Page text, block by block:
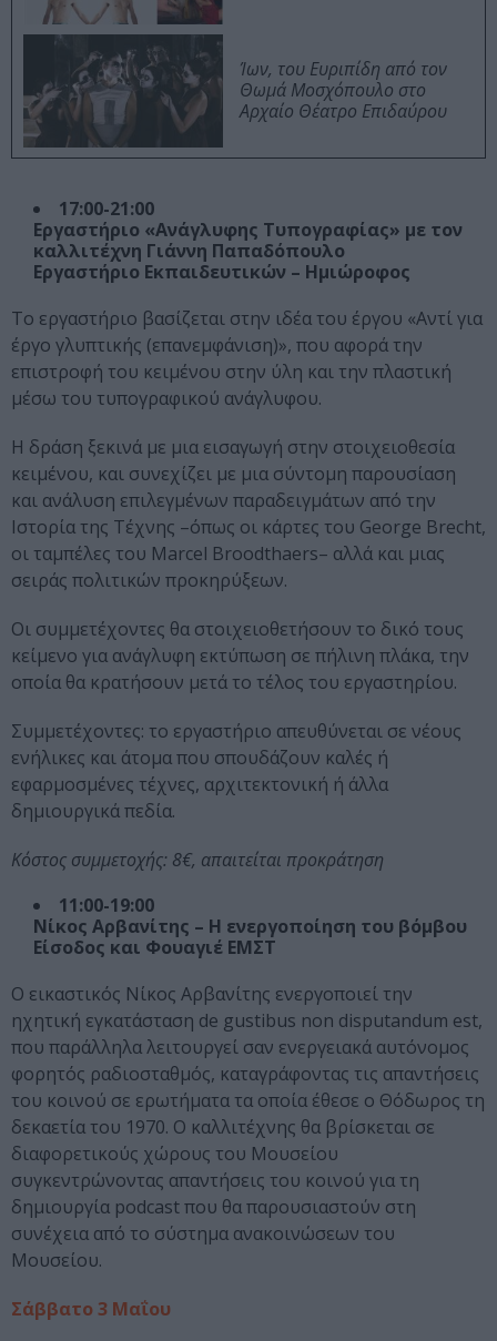
Ίων, του Ευριπίδη από τον
Θωμά Μοσχόπουλο στο
Αρχαίο Θέατρο Επιδαύρου
17:00-21:00
Εργαστήριο «Ανάγλυφης Τυπογραφίας» με τον
καλλιτέχνη Γιάννη Παπαδόπουλο
Εργαστήριο Εκπαιδευτικών – Ημιώροφος
Το εργαστήριο βασίζεται στην ιδέα του έργου «Αντί για
έργο γλυπτικής (επανεμφάνιση)», που αφορά την
επιστροφή του κειμένου στην ύλη και την πλαστική
μέσω του τυπογραφικού ανάγλυφου.
Η δράση ξεκινά με μια εισαγωγή στην στοιχειοθεσία
κειμένου, και συνεχίζει με μια σύντομη παρουσίαση
και ανάλυση επιλεγμένων παραδειγμάτων από την
Ιστορία της Τέχνης –όπως οι κάρτες του George Brecht,
οι ταμπέλες του Marcel Broodthaers– αλλά και μιας
σειράς πολιτικών προκηρύξεων.
Οι συμμετέχοντες θα στοιχειοθετήσουν το δικό τους
κείμενο για ανάγλυφη εκτύπωση σε πήλινη πλάκα, την
οποία θα κρατήσουν μετά το τέλος του εργαστηρίου.
Συμμετέχοντες: το εργαστήριο απευθύνεται σε νέους
ενήλικες και άτομα που σπουδάζουν καλές ή
εφαρμοσμένες τέχνες, αρχιτεκτονική ή άλλα
δημιουργικά πεδία.
Κόστος συμμετοχής: 8€, απαιτείται προκράτηση
11:00-19:00
Νίκος Αρβανίτης – Η ενεργοποίηση του βόμβου
Είσοδος και Φουαγιέ ΕΜΣΤ
Ο εικαστικός Νίκος Αρβανίτης ενεργοποιεί την
ηχητική εγκατάσταση de gustibus non disputandum est,
που παράλληλα λειτουργεί σαν ενεργειακά αυτόνομος
φορητός ραδιοσταθμός, καταγράφοντας τις απαντήσεις
του κοινού σε ερωτήματα τα οποία έθεσε ο Θόδωρος τη
δεκαετία του 1970. Ο καλλιτέχνης θα βρίσκεται σε
διαφορετικούς χώρους του Μουσείου
συγκεντρώνοντας απαντήσεις του κοινού για τη
δημιουργία podcast που θα παρουσιαστούν στη
συνέχεια από το σύστημα ανακοινώσεων του
Μουσείου.
Σάββατο 3 Μαΐου